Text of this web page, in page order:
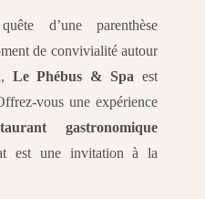
d’une parenthèse
de convivialité autour
Le Phébus & Spa est
vous une expérience
gastronomique
est une invitation à la